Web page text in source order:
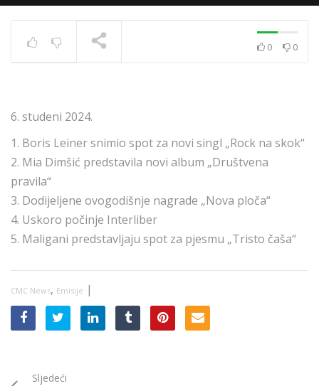
0 0
6. studeni 2024.
1. Boris Leiner snimio spot za novi singl „Rock na skok“
2. Mia Dimšić predstavila novi album „Društvena
pravila“
3. Dodijeljene ovogodišnje nagrade „Nova ploča“
4. Uskoro počinje Interliber
5. Maligani predstavljaju spot za pjesmu „Tristo čaša“
CMC News, Emisije |
Sljedeći